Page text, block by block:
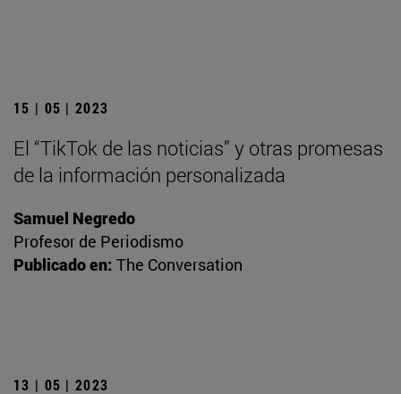
15 | 05 | 2023
El “TikTok de las noticias” y otras promesas
de la información personalizada
Samuel Negredo
Profesor de Periodismo
Publicado en: The Conversation
13 | 05 | 2023